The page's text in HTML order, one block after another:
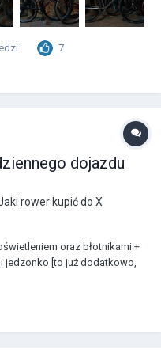
7
dojazdu
rower kupić do X
oraz błotnikami +
jedzonko [to już dodatkowo,
pozycji są lepsze pod